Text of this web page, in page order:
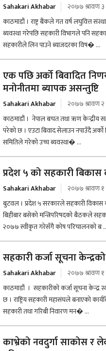
Sahakari Akhabar
२०७७ श्रावण ३
काठमाडौं । राष्ट्र बैंकले गत वर्ष लघुवित्त
ब्यवस्था गरेपछि सहकारी विभागले पनि
सहकारीले लिन पाउने ब्याजदरका विष� ...
एक पछि अर्को बिवादित
मनोनीतमा ब्यापक असन्तुष्टि
Sahakari Akhabar
२०७७ श्रावण २
काठमाडौं । नेपाल बचत तथा ऋण केन्द्रीय
परेको छ । एउटा बिवाद सेलाउन नपाउँदै
समितिले गरेको उच्च ब्यवस्था� ...
प्रदेश ५ को सहकारी बिकास
Sahakari Akhabar
२०७७ श्रावण १
बुटवल । प्रदेश ५ सरकारले सहकारी विकास
बिहीबार बसेको मन्त्रिपरिषदको बैठकले
२०७७ स्वीकृत गरेसँगै कोष परिचालनको ब
सहकारी कर्जा सूचना
Sahakari Akhabar
२०७७ श्रावण १
काठमाडौं । सहकारीको कर्जा सूचना केन्द्र
छ । राष्ट्रिय सहकारी महासंघले बनाएको
सहकारी तथा गरिबी निवारण मन� ...
काभ्रेको नवदुर्गा साकोस र